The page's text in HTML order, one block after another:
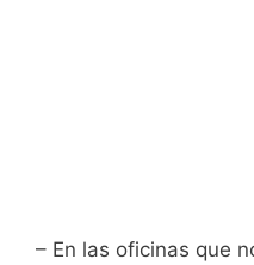
– En las oficinas que